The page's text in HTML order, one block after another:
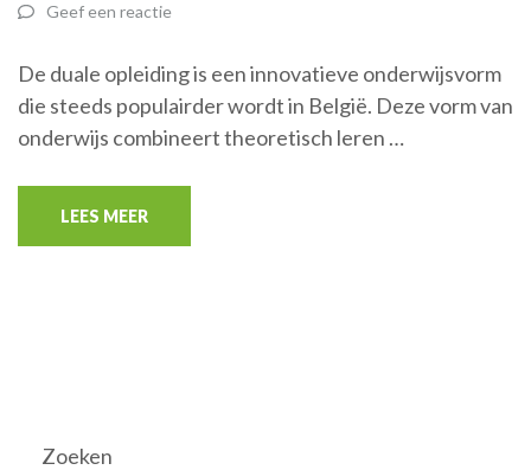
Geef een reactie
De duale opleiding is een innovatieve onderwijsvorm
die steeds populairder wordt in België. Deze vorm van
onderwijs combineert theoretisch leren …
LEES MEER
Zoeken